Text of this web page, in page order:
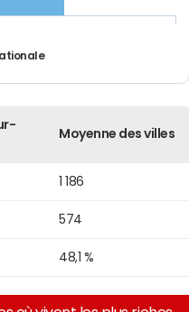
Moyenne des villes
1 186
574
48,1 %